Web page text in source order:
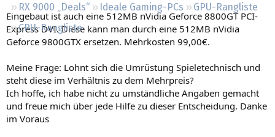
RX 9000 „Deals“
Ideale Gaming-PCs
GPU-Rangliste
CPU-Rangliste
Eingebaut ist auch eine 512MB nVidia Geforce 8800GT PCI-
Express DVI. Diese kann man durch eine 512MB nVidia
Geforce 9800GTX ersetzen. Mehrkosten 99,00€.
Meine Frage: Lohnt sich die Umrüstung Spieletechnisch und
steht diese im Verhältnis zu dem Mehrpreis?
Ich hoffe, ich habe nicht zu umständliche Angaben gemacht
und freue mich über jede Hilfe zu dieser Entscheidung. Danke
im Voraus